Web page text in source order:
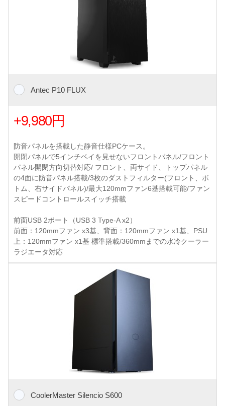
Antec P10 FLUX
+9,980円
防音パネルを搭載した静音仕様PCケース。
開閉パネルで5インチベイを見せないフロントパネル/フロント
パネル開閉方向切替対応/ フロント、両サイド、トップパネル
の4面に防音パネル搭載/3枚のダストフィルター(フロント、ボ
トム、右サイドパネル)/最大120mmファン6基搭載可能/ファン
スピードコントロールスイッチ搭載
前面USB 2ポート（USB 3 Type-A x2）
前面：120mmファン x3基、背面：120mmファン x1基、PSU
上：120mmファン x1基 標準搭載/360mmまでの水冷クーラー
ラジエータ対応
CoolerMaster Silencio S600